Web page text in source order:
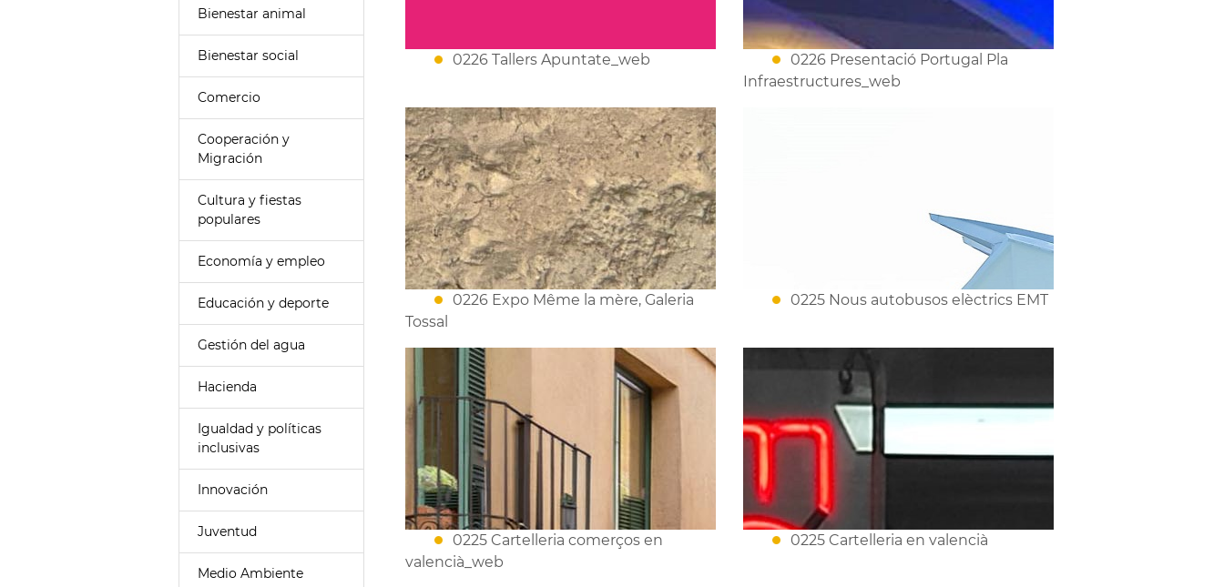
Bienestar animal
Bienestar social
Comercio
Cooperación y
Migración
Cultura y fiestas
populares
Economía y empleo
Educación y deporte
Gestión del agua
Hacienda
Igualdad y políticas
inclusivas
Innovación
Juventud
Medio Ambiente
0226 Tallers Apuntate_web
0226 Presentació Portugal Pla
Infraestructures_web
0226 Expo Même la mère, Galeria
Tossal
0225 Nous autobusos elèctrics EMT
0225 Cartelleria comerços en
valencià_web
0225 Cartelleria en valencià